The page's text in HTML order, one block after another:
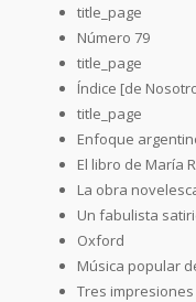
title_page
Número 79
title_page
Índice [de
title_page
Enfoque
El libro de María
La obra
Un fabulista
Oxford
Música popular
Tres